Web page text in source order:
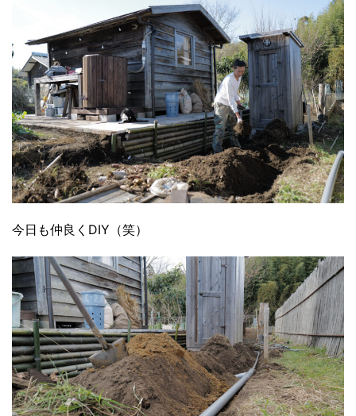
今日も仲良くDIY（笑）